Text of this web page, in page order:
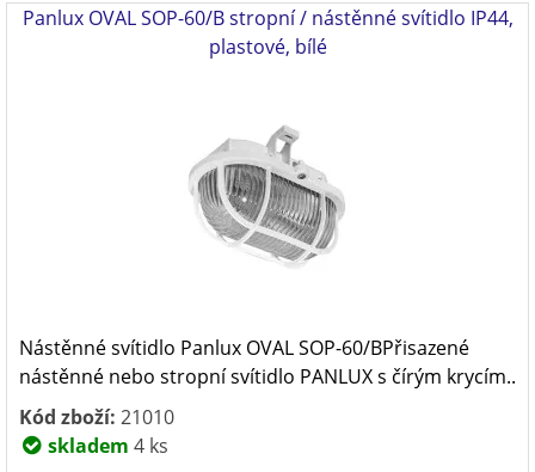
Panlux OVAL SOP-60/B stropní / nástěnné svítidlo IP44,
plastové, bílé
Nástěnné svítidlo Panlux OVAL SOP-60/BPřisazené
nástěnné nebo stropní svítidlo PANLUX s čírým krycím..
Kód zboží: 21010
skladem 4 ks